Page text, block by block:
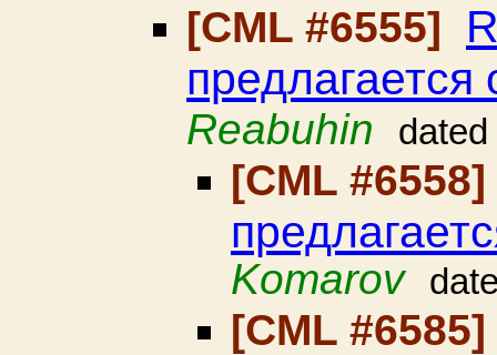
[CML #6555]
Reabuhin
[CML #6558]
Komarov
[CML #6585]